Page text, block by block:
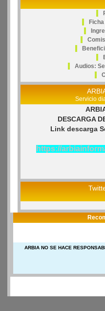
Audios:
Servicio
DESCARGA
Link descarga
https://
ARBIA NO SE HACE